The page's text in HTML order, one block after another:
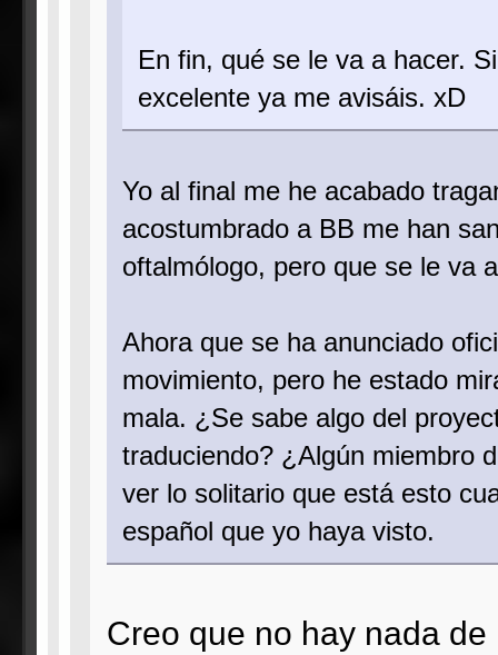
En fin, qué se le va a hacer.
excelente ya me avisáis. xD
Yo al final me he acabado
acostumbrado a BB me han
oftalmólogo, pero que se le va
Ahora que se ha anunciado
movimiento, pero he estado
mala. ¿Se sabe algo del
traduciendo? ¿Algún miembro
ver lo solitario que está esto
español que yo haya visto.
Creo que no hay nada